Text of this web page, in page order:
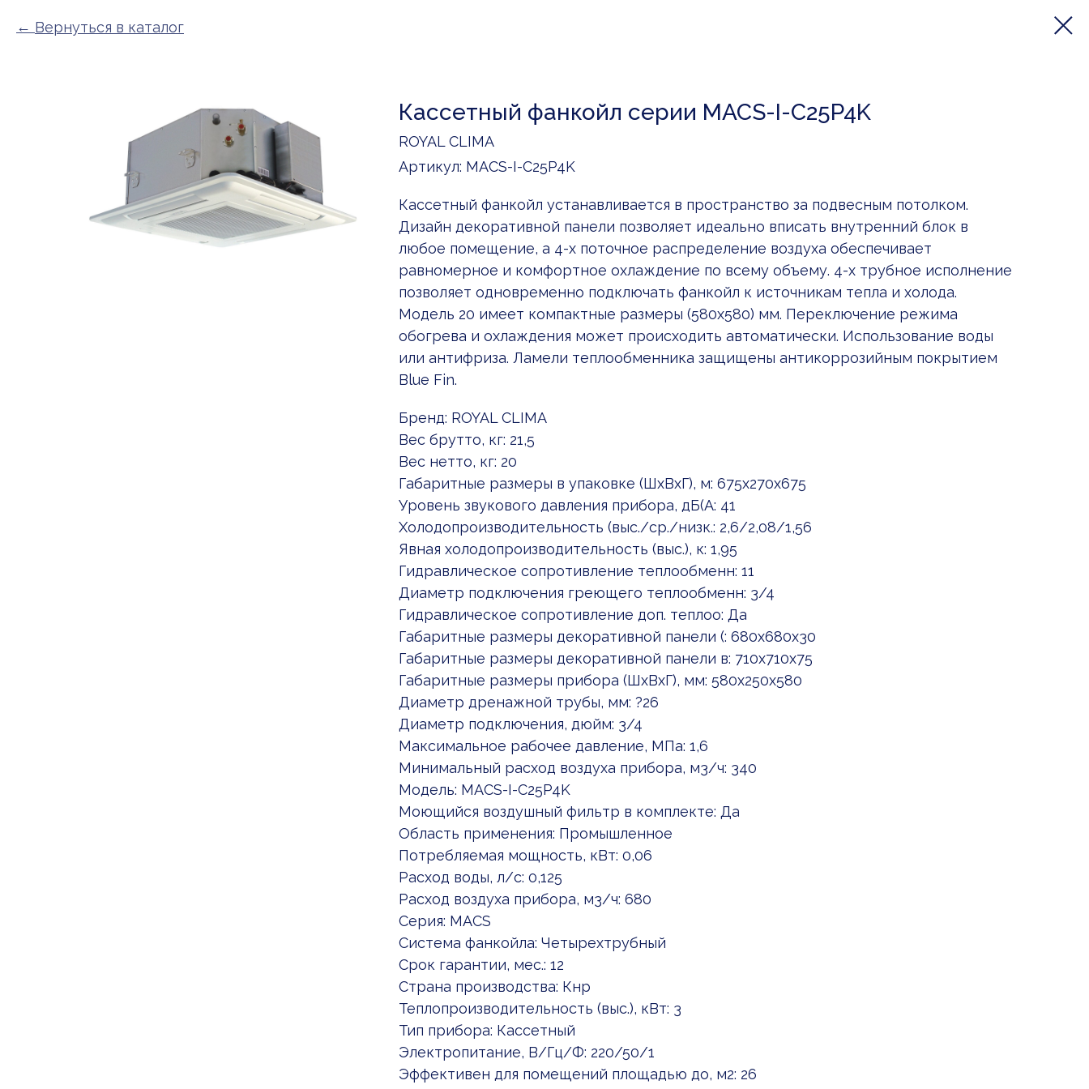
Вернуться в каталог
Кассетный фанкойл серии MACS-I-C25P4K
ROYAL CLIMA
Артикул: MACS-I-C25P4K
Кассетный фанкойл устанавливается в пространство за подвесным потолком.
Дизайн декоративной панели позволяет идеально вписать внутренний блок в
любое помещение, а 4-х поточное распределение воздуха обеспечивает
равномерное и комфортное охлаждение по всему объему. 4-х трубное исполнение
позволяет одновременно подключать фанкойл к источникам тепла и холода.
Модель 20 имеет компактные размеры (580х580) мм. Переключение режима
обогрева и охлаждения может происходить автоматически. Использование воды
или антифриза. Ламели теплообменника защищены антикоррозийным покрытием
Blue Fin.
Бренд: ROYAL CLIMA
Вес брутто, кг: 21,5
Вес нетто, кг: 20
Габаритные размеры в упаковке (ШxВxГ), м: 675x270x675
Уровень звукового давления прибора, дБ(А: 41
Холодопроизводительность (выс./ср./низк.: 2,6/2,08/1,56
Явная холодопроизводительность (выс.), к: 1,95
Гидравлическое сопротивление теплообменн: 11
Диаметр подключения греющего теплообменн: 3/4
Гидравлическое сопротивление доп. теплоо: Да
Габаритные размеры декоративной панели (: 680x680x30
Габаритные размеры декоративной панели в: 710x710x75
Габаритные размеры прибора (ШхВхГ), мм: 580x250x580
Диаметр дренажной трубы, мм: ?26
Диаметр подключения, дюйм: 3/4
Максимальное рабочее давление, МПа: 1,6
Минимальный расход воздуха прибора, м3/ч: 340
Модель: MACS-I-C25P4K
Моющийся воздушный фильтр в комплекте: Да
Область применения: Промышленное
Потребляемая мощность, кВт: 0,06
Расход воды, л/с: 0,125
Расход воздуха прибора, м3/ч: 680
Серия: MACS
Система фанкойла: Четырехтрубный
Срок гарантии, мес.: 12
Страна производства: Кнр
Теплопроизводительность (выс.), кВт: 3
Тип прибора: Кассетный
Электропитание, В/Гц/Ф: 220/50/1
Эффективен для помещений площадью до, м2: 26